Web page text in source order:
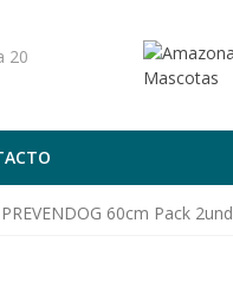
20
PREVENDOG 60cm Pack 2und